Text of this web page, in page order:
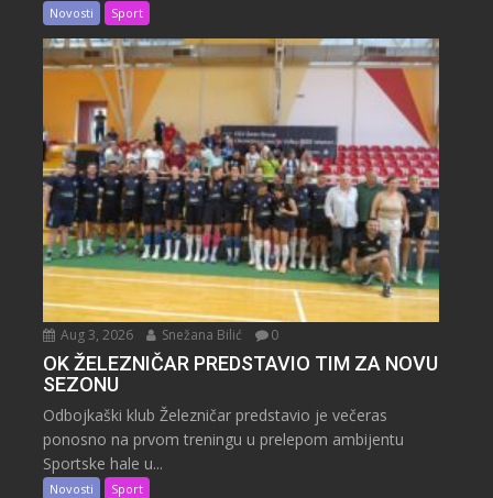
Novosti Sport
Aug 3, 2026 Snežana Bilić 0
OK ŽELEZNIČAR PREDSTAVIO TIM ZA NOVU
SEZONU
Odbojkaški klub Železničar predstavio je večeras
ponosno na prvom treningu u prelepom ambijentu
Sportske hale u...
Novosti Sport